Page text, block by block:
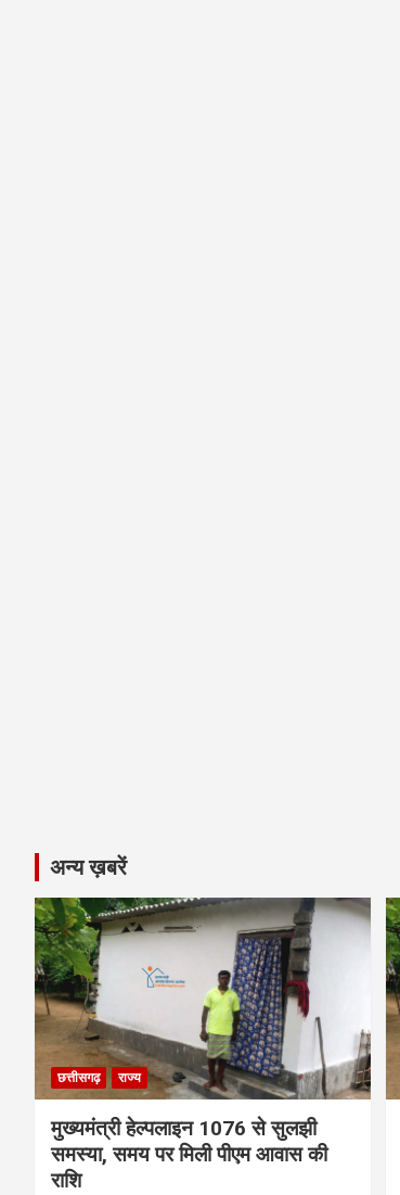
अन्य ख़बरें
छत्तीसगढ़ राज्य
मुख्यमंत्री हेल्पलाइन 1076 से सुलझी
समस्या, समय पर मिली पीएम आवास की
राशि